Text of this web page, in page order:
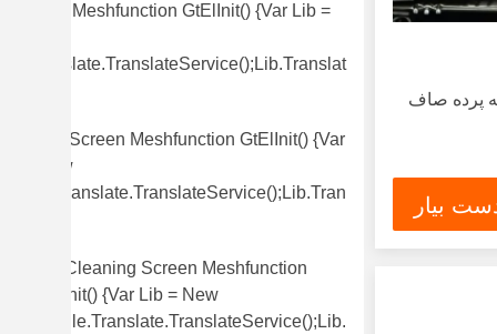
پرده صاف
بیار
Screen Meshfunction GtElInit() {var Lib =
Screen Meshfunction GtElInit() {var
= New
Self Cleaning Screen Meshfunction
GtElInit() {var Lib = New
Google.translate.TranslateService();lib.